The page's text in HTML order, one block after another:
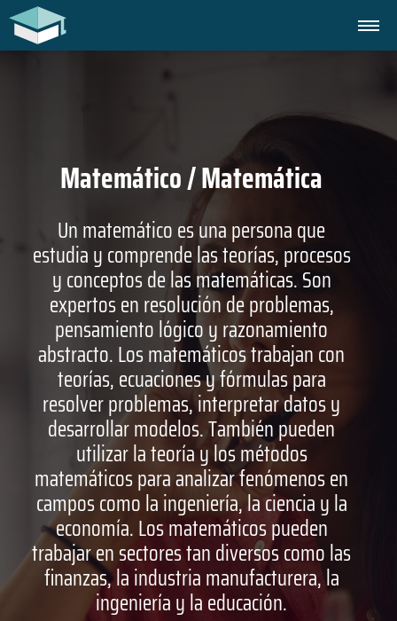
Matemático / Matemática
Un matemático es una persona que
estudia y comprende las teorías, procesos
y conceptos de las matemáticas. Son
expertos en resolución de problemas,
pensamiento lógico y razonamiento
abstracto. Los matemáticos trabajan con
teorías, ecuaciones y fórmulas para
resolver problemas, interpretar datos y
desarrollar modelos. También pueden
utilizar la teoría y los métodos
matemáticos para analizar fenómenos en
campos como la ingeniería, la ciencia y la
economía. Los matemáticos pueden
trabajar en sectores tan diversos como las
finanzas, la industria manufacturera, la
ingeniería y la educación.